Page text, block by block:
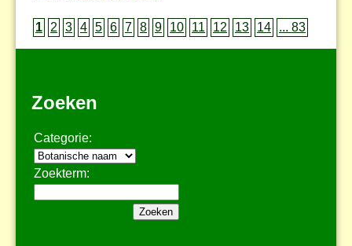
1 2 3 4 5 6 7 8 9 10 11 12 13 14 ... 83
Zoeken
Categorie:
Zoekterm: